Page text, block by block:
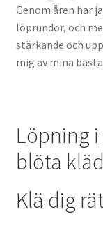
Genom åren har
löprundor, och
stärkande och
mig av mina
Löpning i
blöta
Klä dig